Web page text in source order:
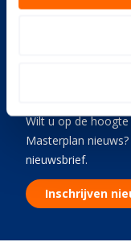
Wilt u op de
Masterplan
nieuwsbrief.
Inschrijven